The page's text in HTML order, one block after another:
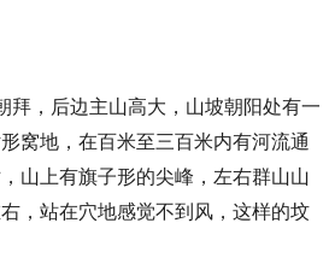
拜，后边主山高大，山坡朝阳处有一
窝地，在百米至三百米内有河流通
山上有旗子形的尖峰，左右群山山
，站在穴地感觉不到风，这样的坟